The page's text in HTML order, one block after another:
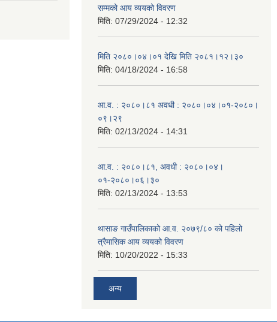
सम्मको आय व्ययको विवरण
मिति: 07/29/2024 - 12:32
मिति २०८०।०४।०१ देखि मिति २०८१।१२।३०
मिति: 04/18/2024 - 16:58
आ.व. : २०८०।८१ अवधी : २०८०।०४।०१-२०८०।
०९।२९
मिति: 02/13/2024 - 14:31
आ.व. : २०८०।८१, अवधी : २०८०।०४।
०१-२०८०।०६।३०
मिति: 02/13/2024 - 13:53
थासाङ गाउँपालिकाको आ.व. २०७९/८० को पहिलो
त्रैमासिक आय व्ययको विवरण
मिति: 10/20/2022 - 15:33
अन्य